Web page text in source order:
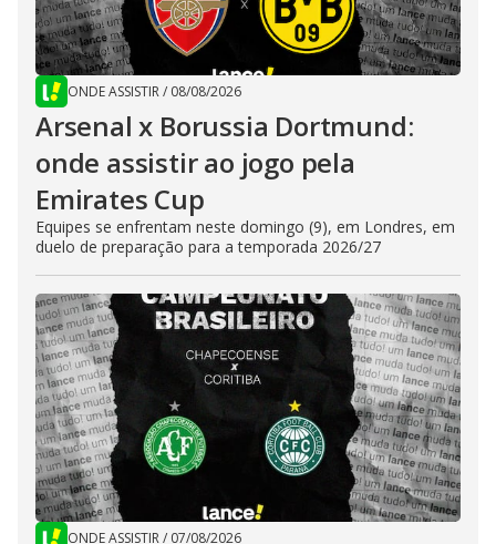
ONDE ASSISTIR/ 08/08/2026
Arsenal x Borussia Dortmund:
onde assistir ao jogo pela
Emirates Cup
Equipes se enfrentam neste domingo (9), em Londres, em
duelo de preparação para a temporada 2026/27
ONDE ASSISTIR/ 07/08/2026